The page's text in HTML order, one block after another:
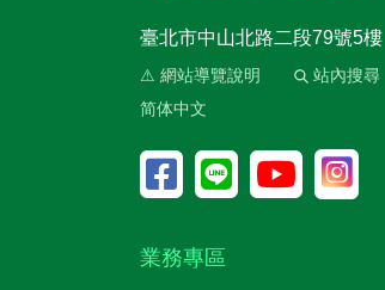
臺北市中山北路二段79號5樓
⚠ 網站導覽說明
站內搜尋
简体中文
業務專區